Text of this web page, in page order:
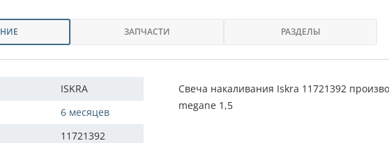
ЗАПЧАСТИ РАЗДЕЛЫ
ISKRA
6 месяцев
11721392
Свеча накаливания Iskra 11721392
megane 1,5